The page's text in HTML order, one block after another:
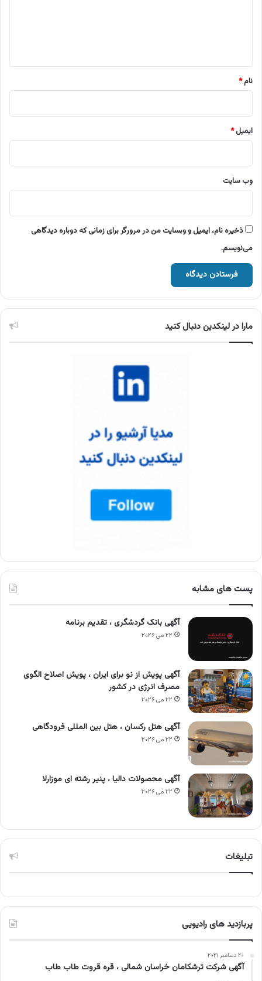
نام*
ایمیل*
وب‌ سایت
ذخیره نام، ایمیل و وبسایت من در مرورگر برای زمانی که دوباره دیدگاهی
می‌نویسم.
مارا در لینکدین دنبال کنید
پست های مشابه
آگهی بانک گردشگری ، تقدیم برنامه
۲۲ می ۲۰۲۶
آگهی پویش از نو برای ایران ، پویش اصلاح الگوی
مصرف انرژی در کشور
۲۲ می ۲۰۲۶
آگهی هتل رکسان ، هتل بین المللی فرودگاهی
۲۲ می ۲۰۲۶
آگهی محصولات دالیا ، پنیر رشته ای موزارلا
۲۲ می ۲۰۲۶
تبلیغات
پربازدید های رادیویی
۲۰ دسامبر ۲۰۲۱
آگهی شرکت ترشکامان خراسان شمالی ، قره قروت طاب طاب